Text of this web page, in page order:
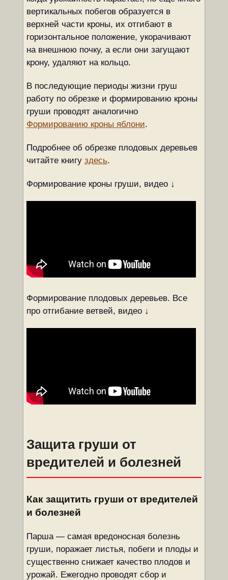
вертикальных побегов образуется в
верхней части кроны, их отгибают в
горизонтальное положение, укорачивают
на внешнюю почку, а если они загущают
крону, удаляют на кольцо.
В последующие периоды жизни груш
работу по обрезке и формированию кроны
груши проводят аналогично
Формированию кроны яблони.
Подробнее об обрезке плодовых деревьев
читайте книгу здесь.
Формирование кроны груши, видео ↓
Формирование плодовых деревьев. Все
про отгибание ветвей, видео ↓
Защита груши от
вредителей и болезней
Как защитить груши от вредителей
и болезней
Парша — самая вредоносная болезнь
груши, поражает листья, побеги и плоды и
существенно снижает качество плодов и
урожай. Ежегодно проводят сбор и